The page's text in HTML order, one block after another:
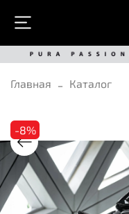
Главная Каталог
-8%